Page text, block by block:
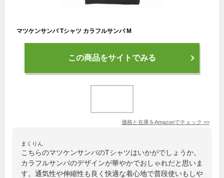
マツケンサンバ Tシャツ カラフルサンバ M
この商品をサイトでみる
価格と在庫をAmazonでチェック >>
まくりん
こちらのマツケンサンバのTシャツはいかがでしょうか。
カラフルサンバのデザインが華やかでおしゃれだと思いま
す。通気性や伸縮性も良く快適な着心地で普段使いもしや